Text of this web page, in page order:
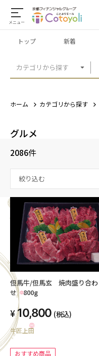
メニュー
カテゴリから探す
トップ 新着
ホーム カテゴリから探す
グルメ
2086件
絞り込む
但馬牛/但馬玄 焼肉盛り合わ
せ 800g
10,800 (税込)
牛匠上田
おすすめ商品